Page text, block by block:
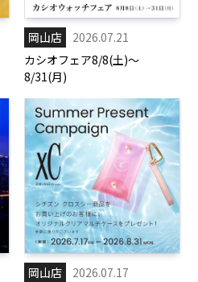
岡山店
2026.07.21
カシオフェア8/8(土)～
8/31(月)
岡山店 2026.07.17